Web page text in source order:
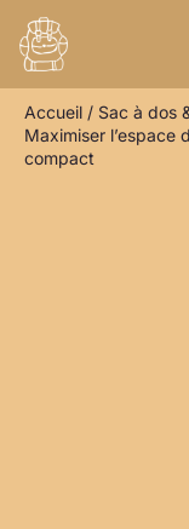
contenu
Accueil
Sac à dos
Maximiser l’espace
compact
e
h
e